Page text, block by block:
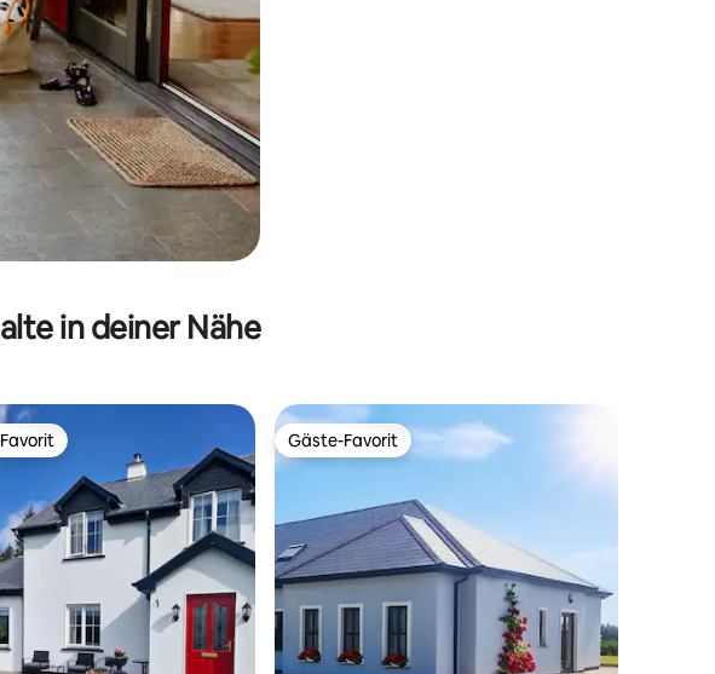
in deiner Nähe
Favorit. Gäste-Favorit
Gäste-Favorit